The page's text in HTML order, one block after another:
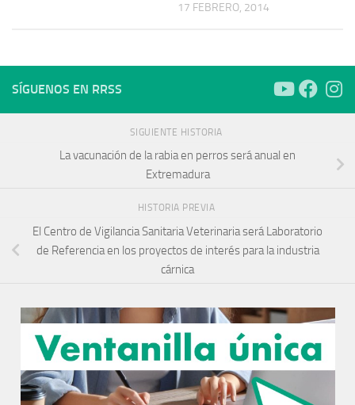
17 FEBRERO, 2014
SÍGUENOS EN RRSS
SIGUIENTE HISTORIA
La vacunación de la rabia en perros será anual en
Extremadura
HISTORIA PREVIA
El Centro de Vigilancia Sanitaria Veterinaria será Laboratorio
de Referencia en los proyectos de interés para la industria
cárnica